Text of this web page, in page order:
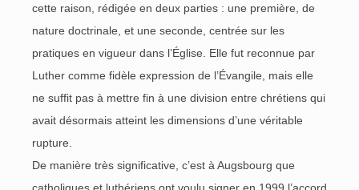
cette raison, rédigée en deux parties : une première, de
nature doctrinale, et une seconde, centrée sur les
pratiques en vigueur dans l’Église. Elle fut reconnue par
Luther comme fidèle expression de l’Évangile, mais elle
ne suffit pas à mettre fin à une division entre chrétiens qui
avait désormais atteint les dimensions d’une véritable
rupture.
De manière très significative, c’est à Augsbourg que